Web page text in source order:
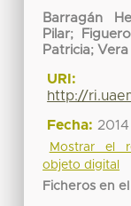
Barragán
Pilar;
Patricia;
URI:
http://
Fecha: 2014
Mostrar el
objeto digital
Ficheros en